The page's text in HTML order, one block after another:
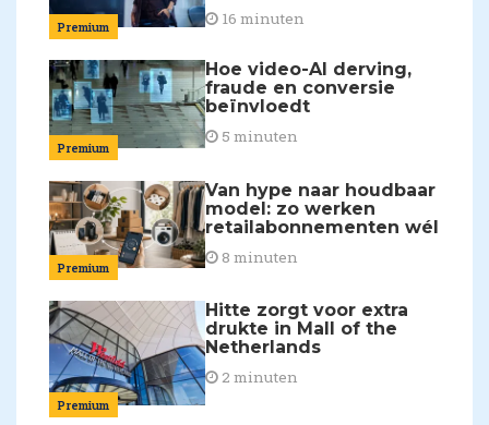
Premium 16 minuten
Premium
Hoe video-AI derving,
fraude en conversie
beïnvloedt
5 minuten
Premium
Van hype naar houdbaar
model: zo werken
retailabonnementen wél
8 minuten
Premium
Hitte zorgt voor extra
drukte in Mall of the
Netherlands
2 minuten